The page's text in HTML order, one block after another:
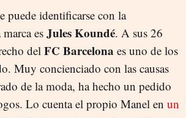
puede identificarse con la
esJules Koundé. A sus 26
del FC Barcelona es uno de los
Muy concienciado con las causas
de la moda, ha hecho un pedido
Lo cuenta el propio Manel en un